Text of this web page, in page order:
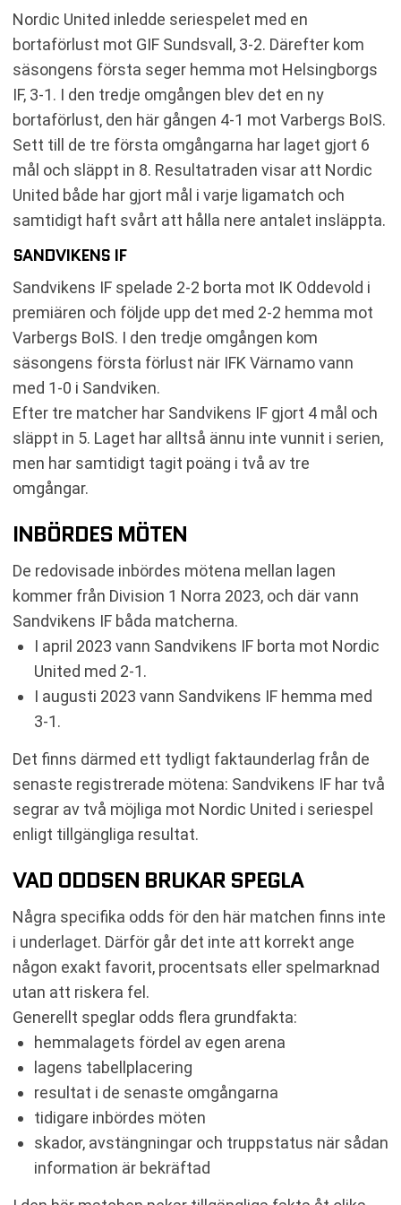
Nordic United inledde seriespelet med en
bortaförlust mot GIF Sundsvall, 3-2. Därefter kom
säsongens första seger hemma mot Helsingborgs
IF, 3-1. I den tredje omgången blev det en ny
bortaförlust, den här gången 4-1 mot Varbergs BoIS.
Sett till de tre första omgångarna har laget gjort 6
mål och släppt in 8. Resultatraden visar att Nordic
United både har gjort mål i varje ligamatch och
samtidigt haft svårt att hålla nere antalet insläppta.
SANDVIKENS IF
Sandvikens IF spelade 2-2 borta mot IK Oddevold i
premiären och följde upp det med 2-2 hemma mot
Varbergs BoIS. I den tredje omgången kom
säsongens första förlust när IFK Värnamo vann
med 1-0 i Sandviken.
Efter tre matcher har Sandvikens IF gjort 4 mål och
släppt in 5. Laget har alltså ännu inte vunnit i serien,
men har samtidigt tagit poäng i två av tre
omgångar.
INBÖRDES MÖTEN
De redovisade inbördes mötena mellan lagen
kommer från Division 1 Norra 2023, och där vann
Sandvikens IF båda matcherna.
I april 2023 vann Sandvikens IF borta mot Nordic
United med 2-1.
I augusti 2023 vann Sandvikens IF hemma med
3-1.
Det finns därmed ett tydligt faktaunderlag från de
senaste registrerade mötena: Sandvikens IF har två
segrar av två möjliga mot Nordic United i seriespel
enligt tillgängliga resultat.
VAD ODDSEN BRUKAR SPEGLA
Några specifika odds för den här matchen finns inte
i underlaget. Därför går det inte att korrekt ange
någon exakt favorit, procentsats eller spelmarknad
utan att riskera fel.
Generellt speglar odds flera grundfakta:
hemmalagets fördel av egen arena
lagens tabellplacering
resultat i de senaste omgångarna
tidigare inbördes möten
skador, avstängningar och truppstatus när sådan
information är bekräftad